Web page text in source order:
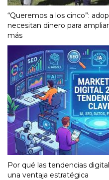
“Queremos a los cinco”:
necesitan dinero para
más
Por qué las tendencias
una ventaja estratégica